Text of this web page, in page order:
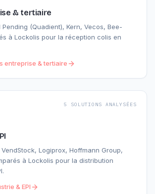
& tertiaire
Pending (Quadient), Kern, Vecos, Bee-
à Lockolis pour la réception colis en
entreprise & tertiaire
5 SOLUTIONS ANALYSÉES
VendStock, Logiprox, Hoffmann Group,
à Lockolis pour la distribution
& EPI